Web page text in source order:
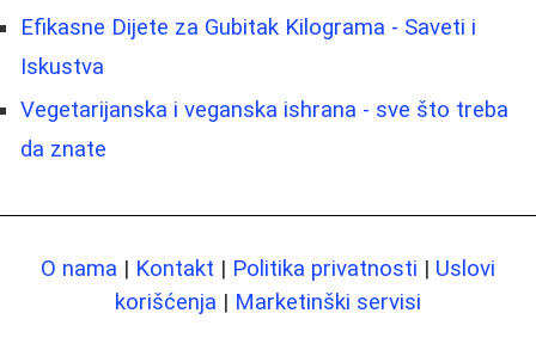
Efikasne Dijete za Gubitak Kilograma - Saveti i
Iskustva
Vegetarijanska i veganska ishrana - sve što treba
da znate
O nama | Kontakt | Politika privatnosti | Uslovi
korišćenja | Marketinški servisi